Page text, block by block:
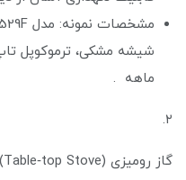
ماهه .
۲.
گاز رومیزی (Table‑top Stove)